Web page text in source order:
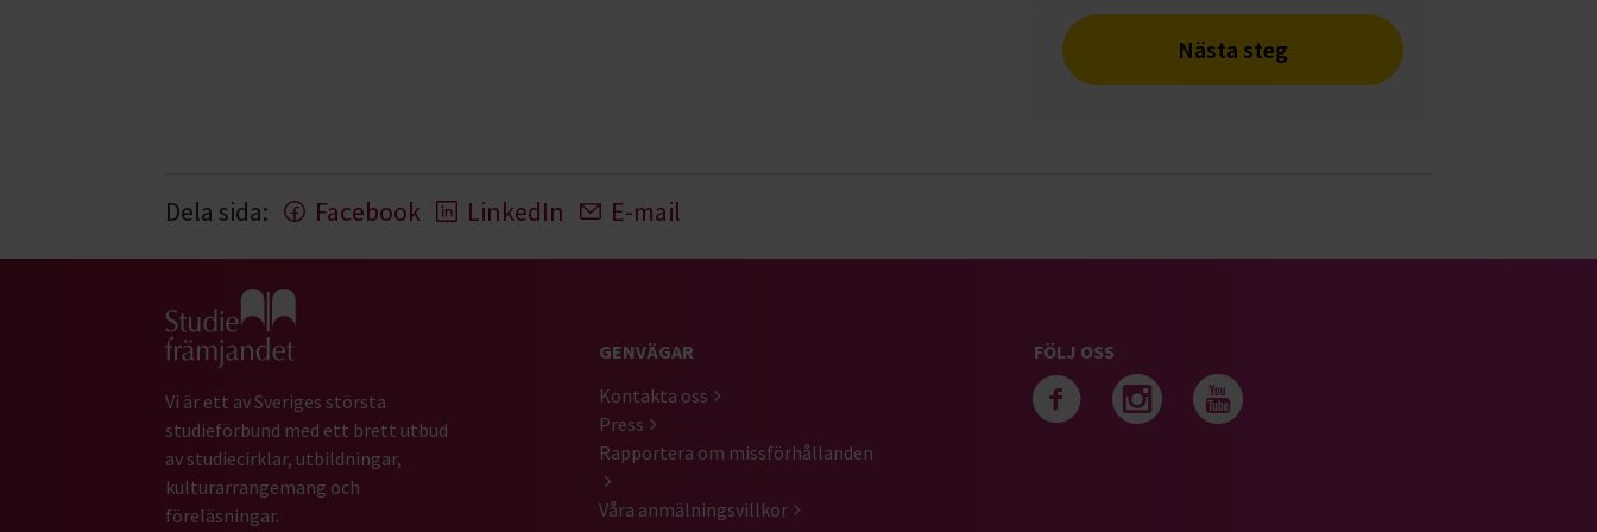
Nästa steg
Dela sida: Facebook LinkedIn E-mail
Gå till studiefrämjandets startsida
Vi är ett av Sveriges största
studieförbund med ett brett utbud
av studiecirklar, utbildningar,
kulturarrangemang och
föreläsningar.
GENVÄGAR
Kontakta oss
Press
Rapportera om missförhållanden
Våra anmälningsvillkor
FÖLJ OSS
Följ oss på facebook
Följ oss på instagram
Följ oss på youtube